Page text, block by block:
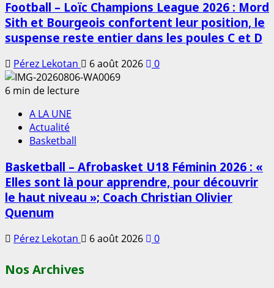
Football – Loïc Champions League 2026 : Mord
Sith et Bourgeois confortent leur position, le
suspense reste entier dans les poules C et D
Pérez Lekotan 6 août 2026
0
6 min de lecture
A LA UNE
Actualité
Basketball
Basketball – Afrobasket U18 Féminin 2026 : «
Elles sont là pour apprendre, pour découvrir
le haut niveau »; Coach Christian Olivier
Quenum
Pérez Lekotan 6 août 2026 0
Nos Archives